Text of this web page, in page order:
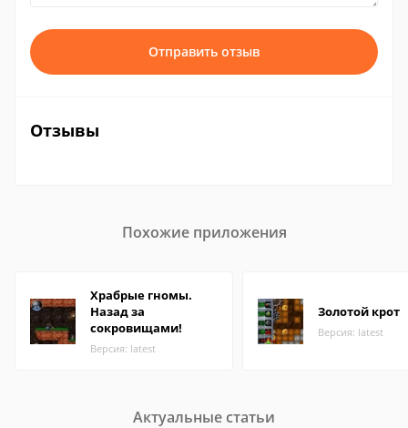
Отправить отзыв
Отзывы
Похожие приложения
Храбрые гномы.
Назад за
сокровищами!
Версия: latest
Золотой крот
Версия: latest
Актуальные статьи